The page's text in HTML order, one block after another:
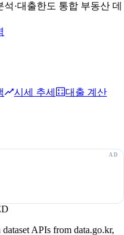
·대출한도 통합 부동산 데
시세 추세
대출 계산
APIs from data.go.kr,